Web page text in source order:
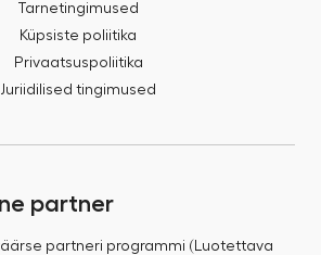
Tarnetingimused
Küpsiste poliitika
Privaatsuspoliitika
Juriidilised tingimused
partner
partneri programmi (Luotettava